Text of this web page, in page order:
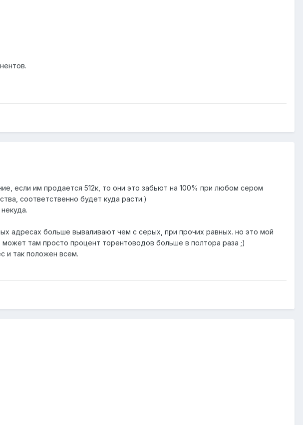
если им продается 512к, то они это забьют на 100% при любом сером
соответственно будет куда расти.)
адресах больше вываливают чем с серых, при прочих равных. но это мой
там проcто процент торентоводов больше в полтора раза ;)
и так положен всем.